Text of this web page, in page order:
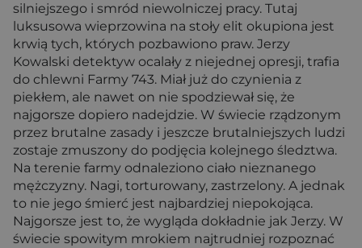
silniejszego i smród niewolniczej pracy. Tutaj
luksusowa wieprzowina na stoły elit okupiona jest
krwią tych, których pozbawiono praw. Jerzy
Kowalski detektyw ocalały z niejednej opresji, trafia
do chlewni Farmy 743. Miał już do czynienia z
piekłem, ale nawet on nie spodziewał się, że
najgorsze dopiero nadejdzie. W świecie rządzonym
przez brutalne zasady i jeszcze brutalniejszych ludzi
zostaje zmuszony do podjęcia kolejnego śledztwa.
Na terenie farmy odnaleziono ciało nieznanego
mężczyzny. Nagi, torturowany, zastrzelony. A jednak
to nie jego śmierć jest najbardziej niepokojąca.
Najgorsze jest to, że wygląda dokładnie jak Jerzy. W
świecie spowitym mrokiem najtrudniej rozpoznać